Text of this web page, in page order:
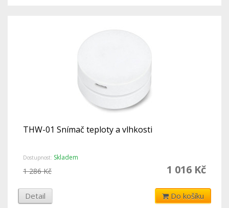
THW-01 Snímač teploty a vlhkosti
Dostupnost: Skladem
1 016 Kč
1 286 Kč
Detail Do košíku